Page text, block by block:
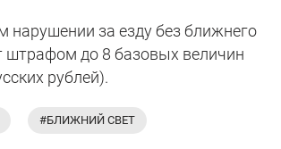
нарушении за езду без ближнего
штрафом до 8 базовых величин
рублей).
#БЛИЖНИЙ СВЕТ